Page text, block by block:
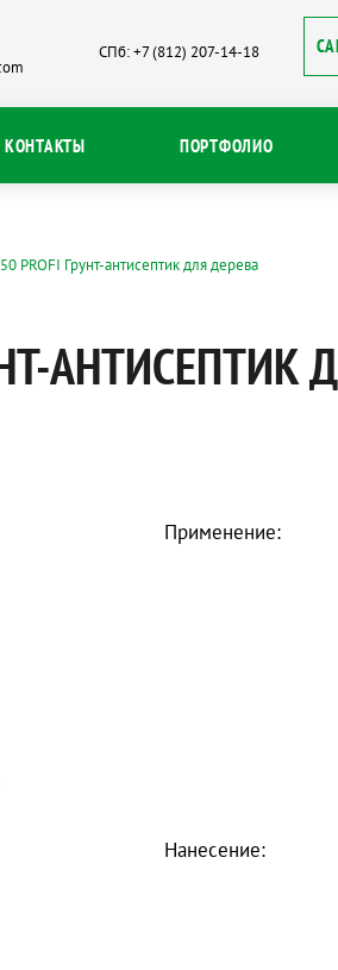
КОНТАКТЫ ПОРТФОЛИО
СПб: +7 (812) 207-14-18
PROFI Грунт-антисептик для дерева
АНТИСЕПТИК
Применение:
Нанесение: